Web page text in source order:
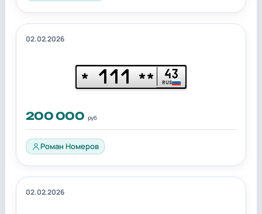
02.02.2026
* 111 ** 43
RUS
200 000 руб
Роман Номеров
02.02.2026